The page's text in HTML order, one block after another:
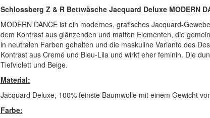
Schlossberg Z & R Bettwäsche Jacquard Deluxe MODERN
MODERN DANCE ist ein modernes, grafisches Jacquard-
dem Kontrast aus glänzenden und matten Elementen, die
in neutralen Farben gehalten und die maskuline Variante des
Kontrast aus Cremé und Bleu-Lila und wirkt eher feminin. Die
Tiefviolett und Beige.
Material:
Jacquard Deluxe, 100% feinste Baumwolle mit einem Gewicht
Farbe: